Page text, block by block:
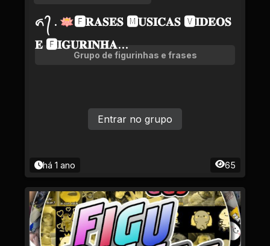
ᬏ ᭄ . 🪷🅵𝐑𝐀𝐒𝐄𝐒 🅼𝐔𝐒𝐈𝐂𝐀𝐒 🆅𝐈𝐃𝐄𝐎𝐒
𝐄 🅵𝐈𝐆𝐔𝐑𝐈𝐍𝐇𝐀...
Grupo de figurinhas e frases
há 1 ano 65
Entrar no grupo